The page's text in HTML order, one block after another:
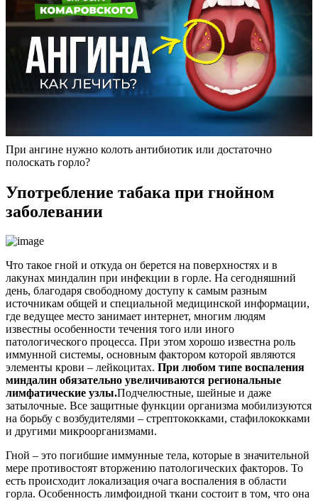
При ангине нужно колоть антибиотик или достаточно
полоскать горло?
Употребление табака при гнойном
заболевании
Что такое гной и откуда он берется на поверхностях и в
лакунах миндалин при инфекции в горле. На сегодняшний
день, благодаря свободному доступу к самым разным
источникам общей и специальной медицинской информации,
где ведущее место занимает интернет, многим людям
известны особенности течения того или иного
патологического процесса. При этом хорошо известна роль
иммунной системы, основным фактором которой являются
элементы крови – лейкоцитах. При любом типе воспаления
миндалин обязательно увеличиваются региональные
лимфатические узлы.Подчелюстные, шейные и даже
затылочные. Все защитные функции организма мобилизуются
на борьбу с возбудителями – стрептококками, стафилококками
и другими микроорганизмами.
Гной – это погибшие иммунные тела, которые в значительной
мере противостоят вторжению патологических факторов. То
есть происходит локализация очага воспаления в области
горла. Особенность лимфоидной ткани состоит в том, что она